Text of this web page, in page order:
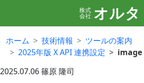
株式
会社 オルタ
ホーム 技術情報
ツールの案内
2025年版 X API 連携設定
image
2025.07.06篠原 隆司